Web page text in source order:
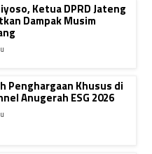
Ketua DPRD Jateng
Dampak Musim
Penghargaan Khusus di
Anugerah ESG 2026